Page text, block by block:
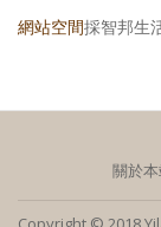
網站空間採智邦生
關於